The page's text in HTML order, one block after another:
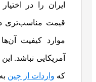
ایران را در
قیمت مناسب‌تری
موارد کیفیت آن‌ها
آمریکایی نباشد.
که واردات از چین